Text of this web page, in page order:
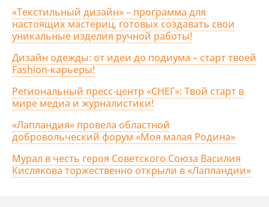
«Текстильный дизайн» – программа для
настоящих мастериц, готовых создавать свои
уникальные изделия ручной работы!
Дизайн одежды: от идеи до подиума – старт твоей
Fashion-карьеры!
Региональный пресс-центр «СНЕГ»: Твой старт в
мире медиа и журналистики!
«Лапландия» провела областной
добровольческий форум «Моя малая Родина»
Мурал в честь героя Советского Союза Василия
Кислякова торжественно открыли в «Лапландии»